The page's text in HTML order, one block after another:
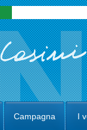
Campagna I